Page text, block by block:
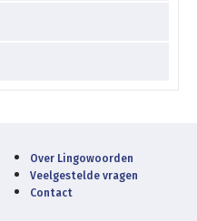
Over Lingowoorden
Veelgestelde vragen
Contact